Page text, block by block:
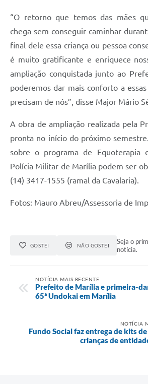
“O retorno que temos das mães
chega sem conseguir caminhar
final dele essa criança ou pessoa
é muito gratificante e enriquece
ampliação conquistada junto ao
poderemos dar mais conforto a
precisam de nós”, disse Major Mário
A obra de ampliação realizada pela
pronta no início do próximo
sobre o programa de Equoterapia
Polícia Militar de Marília podem ser
(14) 3417-1555 (ramal da Cavalaria).
Fotos: Mauro Abreu/Assessoria de
GOSTEI NÃO GOSTEI
Seja o
notícia.
NOTÍCIA MAIS RECENTE
Prefeito de Marília e primeira-
65ª Undokai em Marília
NOTÍCIA
Fundo Social faz entrega de kits
crianças de